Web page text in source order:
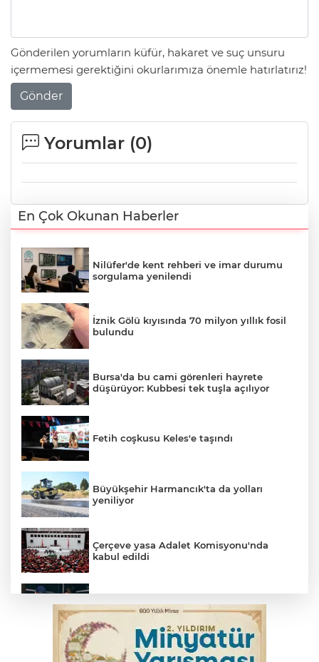
Gönderilen yorumların küfür, hakaret ve suç unsuru
içermemesi gerektiğini okurlarımıza önemle hatırlatırız!
Gönder
Yorumlar (0)
En Çok Okunan Haberler
Nilüfer'de kent rehberi ve imar durumu
sorgulama yenilendi
İznik Gölü kıyısında 70 milyon yıllık fosil
bulundu
Bursa'da bu cami görenleri hayrete
düşürüyor: Kubbesi tek tuşla açılıyor
Fetih coşkusu Keles'e taşındı
Büyükşehir Harmancık'ta da yolları
yeniliyor
Çerçeve yasa Adalet Komisyonu'nda
kabul edildi
kişi tutuklandı
İnegöl’de yangın paniği! Apartmana